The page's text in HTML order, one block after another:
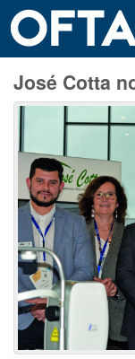
José Cotta